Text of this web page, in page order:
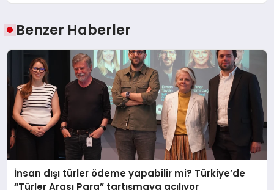
Benzer Haberler
İnsan dışı türler ödeme yapabilir mi? Türkiye’de
“Türler Arası Para” tartışmaya açılıyor